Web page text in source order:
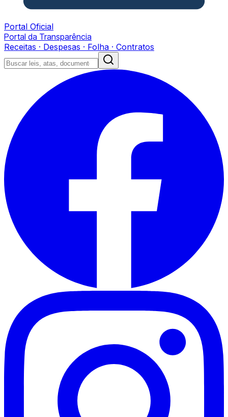
Portal Oficial
Portal da Transparência
Receitas · Despesas · Folha · Contratos